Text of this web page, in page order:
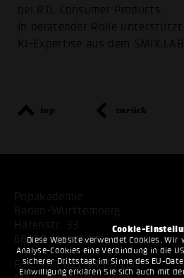
Cookie-
Diese Website verwendet Cookies. Wir
Analyse-Cookies eine Verbindung in die
sicherer Drittstaat im Sinne des EU-
Einwilligung erklären Sie sich auch mit
bei RTL Consumer Products.
In beratender Rolle
KI-Expertise aus dem
top zurück
Popakademie
Baden-Württemberg
Hafenstr. 33
68159 Mannheim
Fon:+49 621 53397200